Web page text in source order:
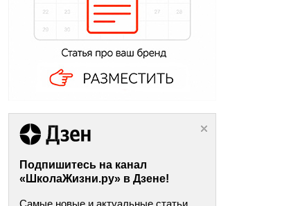
Подпишитесь на канал
«ШколаЖизни.ру» в Дзене!
Самые новые и актуальные статьи